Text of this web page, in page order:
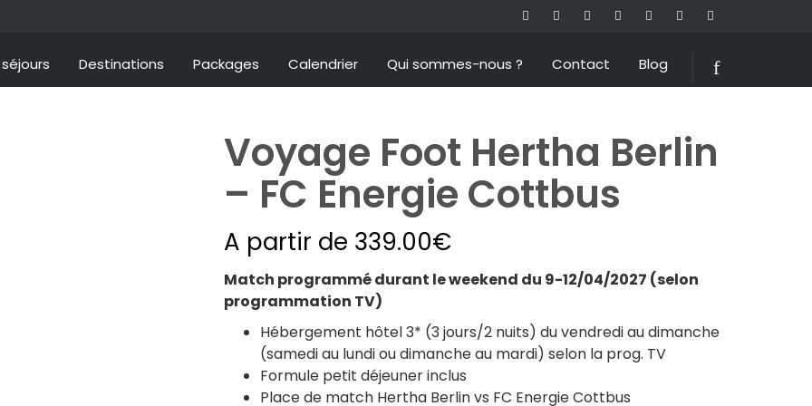
Destinations Packages Calendrier Qui sommes-nous ? Contact Blog
Voyage Foot Hertha Berlin
– FC Energie Cottbus
A partir de 339.00€
Match programmé durant le weekend du 9-12/04/2027 (selon
programmation TV)
Hébergement hôtel 3* (3 jours/2 nuits) du vendredi au dimanche
(samedi au lundi ou dimanche au mardi) selon la prog. TV
Formule petit déjeuner inclus
Place de match Hertha Berlin vs FC Energie Cottbus